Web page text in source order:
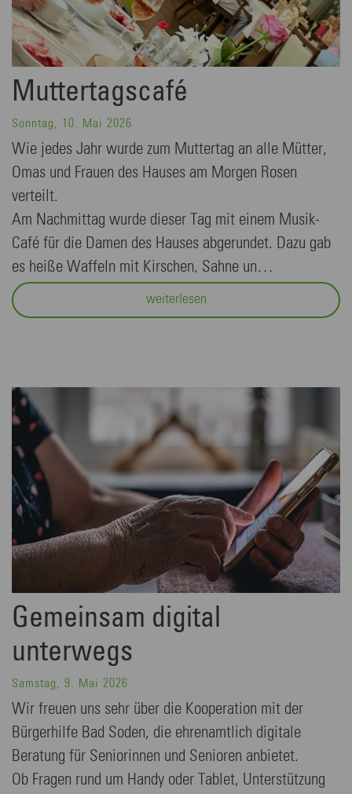
Muttertagscafé
Sonntag, 10. Mai 2026
Wie jedes Jahr wurde zum Muttertag an alle Mütter,
Omas und Frauen des Hauses am Morgen Rosen
verteilt.
Am Nachmittag wurde dieser Tag mit einem Musik-
Café für die Damen des Hauses abgerundet. Dazu gab
es heiße Waffeln mit Kirschen, Sahne un…
weiterlesen
Gemeinsam digital
unterwegs
Samstag, 9. Mai 2026
Wir freuen uns sehr über die Kooperation mit der
Bürgerhilfe Bad Soden, die ehrenamtlich digitale
Beratung für Seniorinnen und Senioren anbietet.
Ob Fragen rund um Handy oder Tablet, Unterstützung